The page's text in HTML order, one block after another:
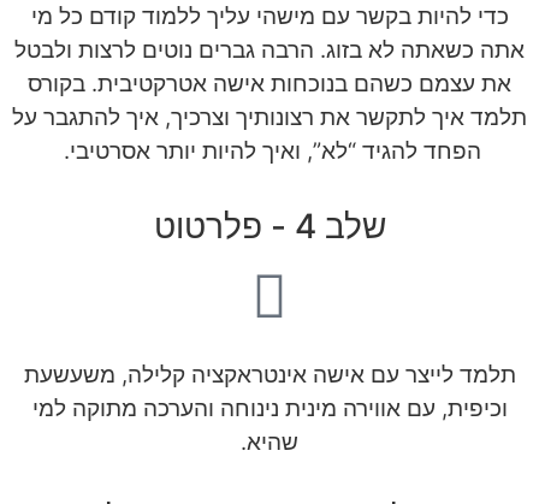
כדי להיות בקשר עם מישהי עליך ללמוד קודם כל מי
אתה כשאתה לא בזוג. הרבה גברים נוטים לרצות ולבטל
את עצמם כשהם בנוכחות אישה אטרקטיבית. בקורס
תלמד איך לתקשר את רצונותיך וצרכיך, איך להתגבר על
הפחד להגיד “לא”, ואיך להיות יותר אסרטיבי.
שלב 4 - פלרטוט
תלמד לייצר עם אישה אינטראקציה קלילה, משעשעת
וכיפית, עם אווירה מינית נינוחה והערכה מתוקה למי
שהיא.